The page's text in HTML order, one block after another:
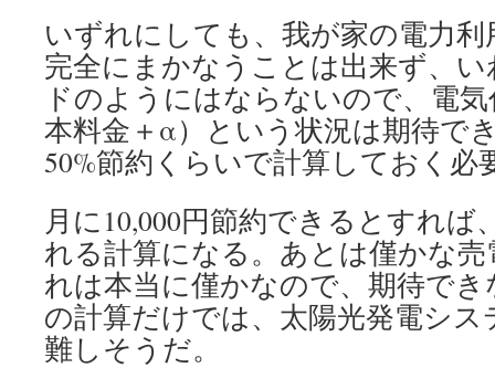
いずれにしても、我が家の電力
完全にまかなうことは出来ず、
ドのようにはならないので、電
本料金＋α）という状況は期待で
50%節約くらいで計算しておく必
月に10,000円節約できるとすれば
れる計算になる。あとは僅かな
れは本当に僅かなので、期待で
の計算だけでは、太陽光発電シ
難しそうだ。